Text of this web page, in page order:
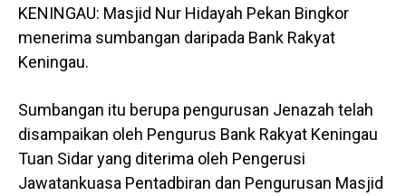
KENINGAU: Masjid Nur Hidayah Pekan Bingkor
menerima sumbangan daripada Bank Rakyat
Keningau.
Sumbangan itu berupa pengurusan Jenazah telah
disampaikan oleh Pengurus Bank Rakyat Keningau
Tuan Sidar yang diterima oleh Pengerusi
Jawatankuasa Pentadbiran dan Pengurusan Masjid